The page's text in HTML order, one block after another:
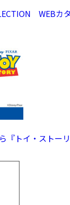
WEBカ
『トイ・ストー